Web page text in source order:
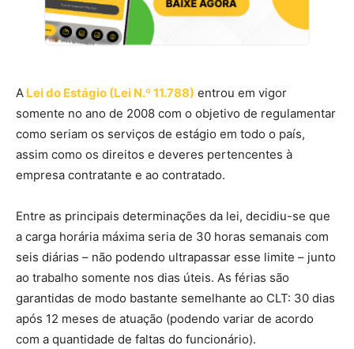
A Lei do Estágio (Lei N.º 11.788) entrou em vigor
somente no ano de 2008 com o objetivo de regulamentar
como seriam os serviços de estágio em todo o país,
assim como os direitos e deveres pertencentes à
empresa contratante e ao contratado.
Entre as principais determinações da lei, decidiu-se que
a carga horária máxima seria de 30 horas semanais com
seis diárias – não podendo ultrapassar esse limite – junto
ao trabalho somente nos dias úteis. As férias são
garantidas de modo bastante semelhante ao CLT: 30 dias
após 12 meses de atuação (podendo variar de acordo
com a quantidade de faltas do funcionário).